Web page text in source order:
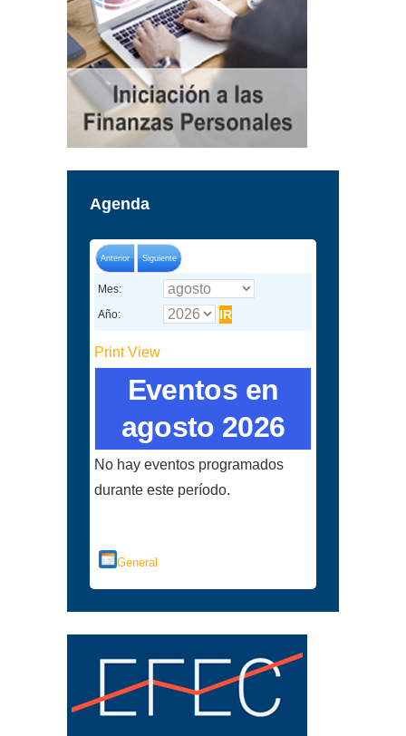
Agenda
Anterior Siguiente
Mes:
Año:
PrintView
Eventos en
agosto 2026
No hay eventos programados
durante este período.
General